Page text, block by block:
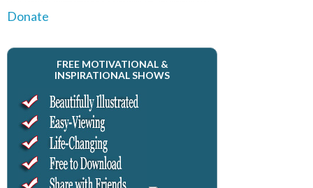
Donate
FREE MOTIVATIONAL &
INSPIRATIONAL SHOWS